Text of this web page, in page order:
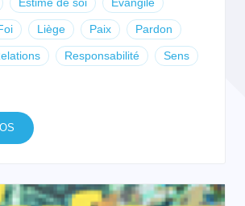
Liège Paix Pardon
Responsabilité Sens